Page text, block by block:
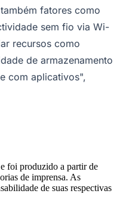
fatores como
sem fio via Wi-
recursos como
de armazenamento
com aplicativos",
foi produzido a partir de
de imprensa. As
de suas respectivas